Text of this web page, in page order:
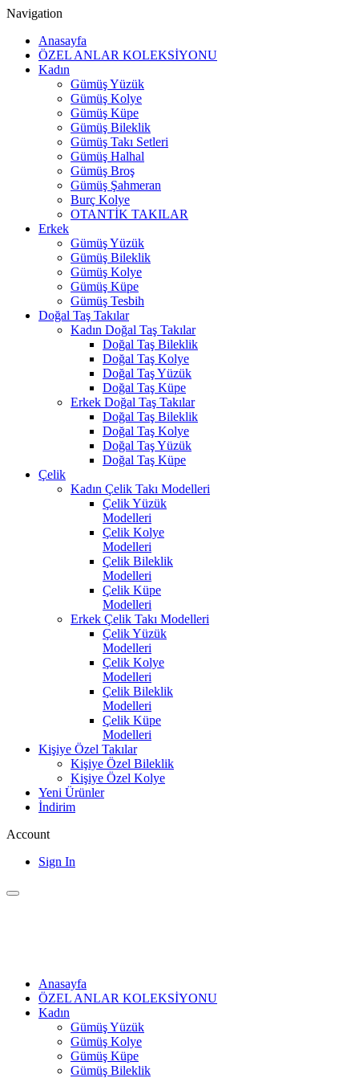
Navigation
Anasayfa
ÖZEL ANLAR KOLEKSİYONU
Kadın
Gümüş Yüzük
Gümüş Kolye
Gümüş Küpe
Gümüş Bileklik
Gümüş Takı Setleri
Gümüş Halhal
Gümüş Broş
Gümüş Şahmeran
Burç Kolye
OTANTİK TAKILAR
Erkek
Gümüş Yüzük
Gümüş Bileklik
Gümüş Kolye
Gümüş Küpe
Gümüş Tesbih
Doğal Taş Takılar
Kadın Doğal Taş Takılar
Doğal Taş Bileklik
Doğal Taş Kolye
Doğal Taş Yüzük
Doğal Taş Küpe
Erkek Doğal Taş Takılar
Doğal Taş Bileklik
Doğal Taş Kolye
Doğal Taş Yüzük
Doğal Taş Küpe
Çelik
Kadın Çelik Takı Modelleri
Çelik Yüzük
Modelleri
Çelik Kolye
Modelleri
Çelik Bileklik
Modelleri
Çelik Küpe
Modelleri
Erkek Çelik Takı Modelleri
Çelik Yüzük
Modelleri
Çelik Kolye
Modelleri
Çelik Bileklik
Modelleri
Çelik Küpe
Modelleri
Kişiye Özel Takılar
Kişiye Özel Bileklik
Kişiye Özel Kolye
Yeni Ürünler
İndirim
Account
Sign In
Anasayfa
ÖZEL ANLAR KOLEKSİYONU
Kadın
Gümüş Yüzük
Gümüş Kolye
Gümüş Küpe
Gümüş Bileklik